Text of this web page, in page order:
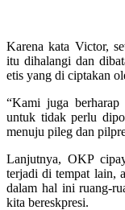
Karena kata Victor,
itu dihalangi dan
etis yang di ciptakan
“Kami juga
untuk tidak perlu
menuju pileg dan
Lanjutnya, OKP
terjadi di tempat lain,
dalam hal ini ruang-
kita bereskpresi.